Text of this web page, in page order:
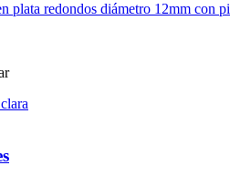
plata redondos diámetro 12mm con